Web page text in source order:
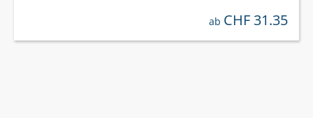
regulärer preis:
ab CHF 31.35